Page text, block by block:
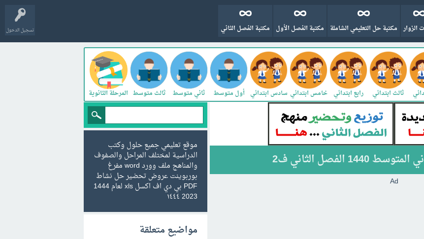
تسجيل الدخول الزوار مكتبة حل التعليمي الشاملة مكتبة الفصل الأول مكتبة الفصل الثاني
ثالث ابتدائي رابع ابتدائي خامس ابتدائي سادس ابتدائي أول متوسط ثاني متوسط ثالث متوسط المرحلة الثانوية
الفصل الثاني ف2
Ad
موقع تعليمي جميع حلول وكتب
الدراسية لمختلف المراحل والصفوف
والمناهج ملف وورد word مفرغ
بوربوينت عروض تحضير حل نشاط
PDF بي دي اف اكسل xls لعام 1444
2023 ١٤٤٤
مواضيع متعلقة